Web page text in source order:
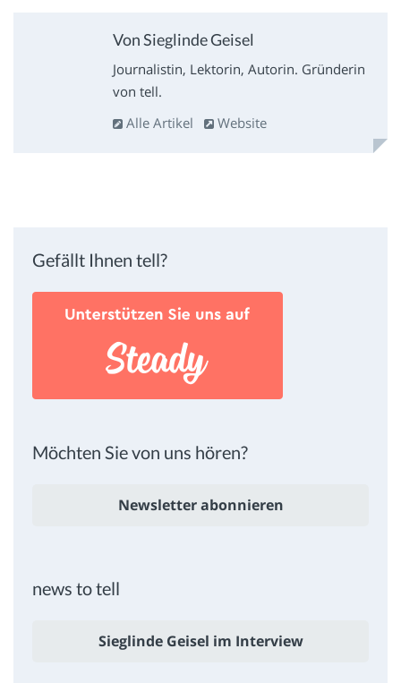
Von Sieglinde Geisel
Journalistin, Lektorin, Autorin. Gründerin
von tell.
Alle Artikel
Website
Gefällt Ihnen tell?
Möchten Sie von uns hören?
Newsletter abonnieren
news to tell
Sieglinde Geisel im Interview